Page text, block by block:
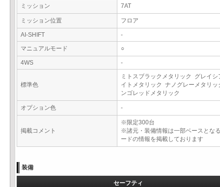
ミッション 7AT
ミッション位置 フロア
AI-SHIFT
-
マニュアルモード
○
4WS -
標準色
ミトスブラックメタリック グレイシ
イトメタリック ナノグレーメタリ
ンゴレッドメタリック
オプション色 -
掲載コメント
※限定300台
※諸元・装備情報は一部ベースとな
ードの情報を掲載しております
装備
セーフティ